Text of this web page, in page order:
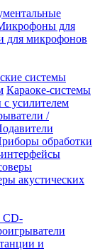
для
для микрофонов
системы
Караоке-системы
усилителем
/
обработки
акустических
CD-
и